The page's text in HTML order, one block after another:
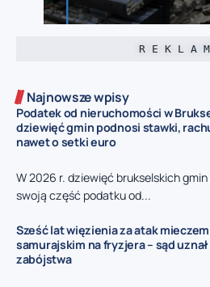
R E K L A
Najnowsze wpisy
Podatek od nieruchomości w
dziewięć gmin podnosi stawki,
nawet o setki euro
W 2026 r. dziewięć brukselskich
swoją część podatku od...
Sześć lat więzienia za atak mieczem
samurajskim na fryzjera – sąd
zabójstwa